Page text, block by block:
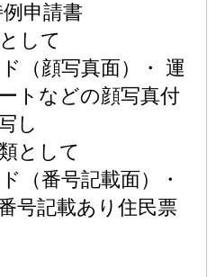
申請書
して
（顔写真面）・ 運
トなどの顔写真付
し
として
（番号記載面）・
号記載あり住民票